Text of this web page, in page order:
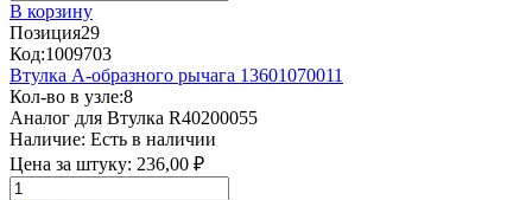
В корзину
Позиция29
Код:1009703
Втулка А-образного рычага 13601070011
Кол-во в узле:8
Аналог для Втулка R40200055
Наличие: Есть в наличии
Цена за штуку: 236,00 ₽